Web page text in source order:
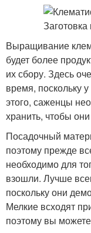
Выращивание
будет более
их сбору. Здесь
время, поскольку
этого, саженцы
хранить, чтобы
Посадочный
поэтому прежде
необходимо для
взошли. Лучше
поскольку они
Мелкие всходят
поэтому вы